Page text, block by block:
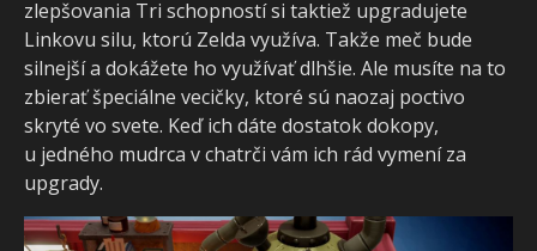
zlepšovania Tri schopností si taktiež upgradujete
Linkovu silu, ktorú Zelda využíva. Takže meč bude
silnejší a dokážete ho využívať dlhšie. Ale musíte na to
zbierať špeciálne vecičky, ktoré sú naozaj poctivo
skryté vo svete. Keď ich dáte dostatok dokopy,
u jedného mudrca v chatrči vám ich rád vymení za
upgrady.